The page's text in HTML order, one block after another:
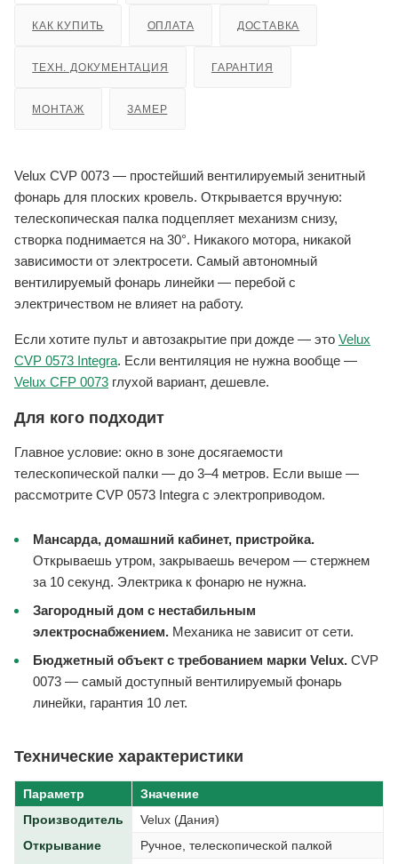
КАК КУПИТЬ ОПЛАТА ДОСТАВКА
ТЕХН. ДОКУМЕНТАЦИЯ ГАРАНТИЯ
МОНТАЖ ЗАМЕР
Velux CVP 0073 — простейший вентилируемый зенитный
фонарь для плоских кровель. Открывается вручную:
телескопическая палка подцепляет механизм снизу,
створка поднимается на 30°. Никакого мотора, никакой
зависимости от электросети. Самый автономный
вентилируемый фонарь линейки — перебой с
электричеством не влияет на работу.
Если хотите пульт и автозакрытие при дожде — это Velux
CVP 0573 Integra. Если вентиляция не нужна вообще —
Velux CFP 0073 глухой вариант, дешевле.
Для кого подходит
Главное условие: окно в зоне досягаемости
телескопической палки — до 3–4 метров. Если выше —
рассмотрите CVP 0573 Integra с электроприводом.
Мансарда, домашний кабинет, пристройка.
Открываешь утром, закрываешь вечером — стержнем
за 10 секунд. Электрика к фонарю не нужна.
Загородный дом с нестабильным
электроснабжением. Механика не зависит от сети.
Бюджетный объект с требованием марки Velux. CVP
0073 — самый доступный вентилируемый фонарь
линейки, гарантия 10 лет.
Технические характеристики
Параметр
Значение
Производитель
Velux (Дания)
Открывание
Ручное, телескопической палкой